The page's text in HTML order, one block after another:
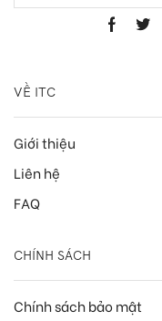
VỀ ITC
Giới thiệu
Liên hệ
FAQ
CHÍNH SÁCH
Chính sách bảo mật